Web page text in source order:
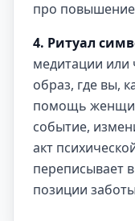
про повышение
4. Ритуал
медитации или
образ, где вы,
помощь
событие,
акт
переписывает
позиции